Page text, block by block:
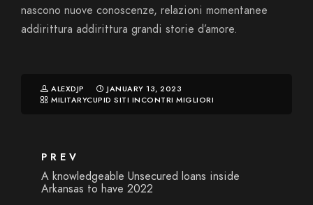
nascono nuove conoscenze, relazioni momentanee
addirittura addirittura grandi storie d’amore.
ALEXDJP
JANUARY 13, 2023
MILITARYCUPID SITI INCONTRI MIGLIORI
PREV
A knowledgeable Unsecured loans inside
Arkansas to have 2022